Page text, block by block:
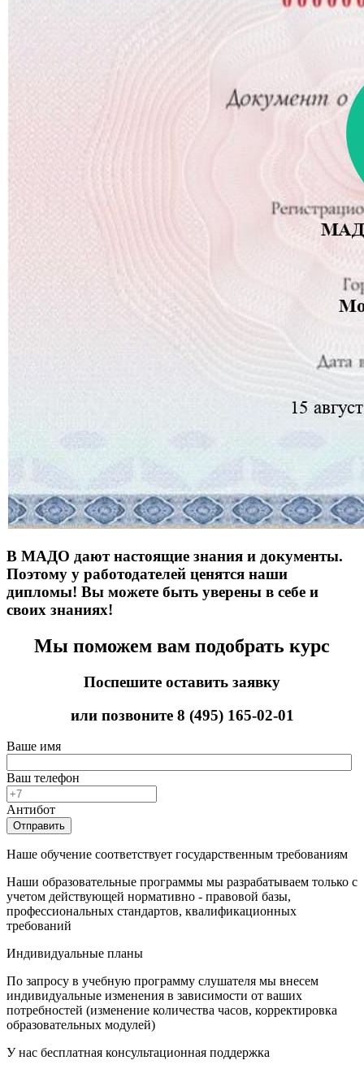
В МАДО дают настоящие знания и документы.
Поэтому у работодателей ценятся наши
дипломы! Вы можете быть уверены в себе и
своих знаниях!
Мы поможем вам подобрать курс
Поспешите оставить заявку
или позвоните 8 (495) 165-02-01
Ваше имя
Ваш телефон
Антибот
Отправить
Наше обучение соответствует государственным требованиям
Наши образовательные программы мы разрабатываем только с
учетом действующей нормативно - правовой базы,
профессиональных стандартов, квалификационных
требований
Индивидуальные планы
По запросу в учебную программу слушателя мы внесем
индивидуальные изменения в зависимости от ваших
потребностей (изменение количества часов, корректировка
образовательных модулей)
У нас бесплатная консультационная поддержка